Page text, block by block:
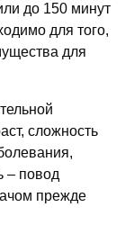
до 150 минут
для того,
для
сложность
– повод
прежде